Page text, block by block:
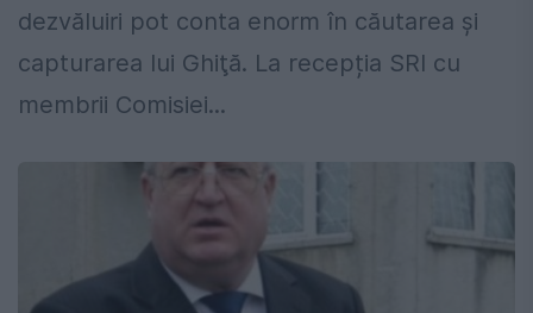
dezvăluiri pot conta enorm în căutarea şi
capturarea lui Ghiţă. La recepția SRI cu
membrii Comisiei...